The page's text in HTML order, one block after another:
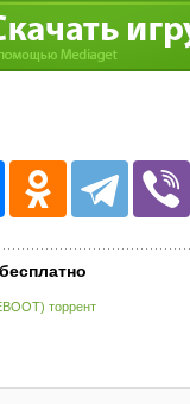
торрент